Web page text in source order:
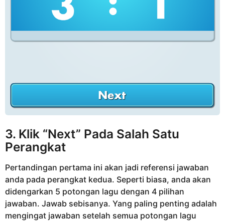
3. Klik “Next” Pada Salah Satu
Perangkat
Pertandingan pertama ini akan jadi referensi jawaban
anda pada perangkat kedua. Seperti biasa, anda akan
didengarkan 5 potongan lagu dengan 4 pilihan
jawaban. Jawab sebisanya. Yang paling penting adalah
mengingat jawaban setelah semua potongan lagu